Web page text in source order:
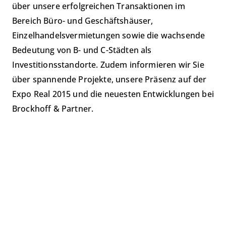
über unsere erfolgreichen Transaktionen im
Bereich Büro- und Geschäftshäuser,
Einzelhandelsvermietungen sowie die wachsende
Bedeutung von B- und C-Städten als
Investitionsstandorte. Zudem informieren wir Sie
über spannende Projekte, unsere Präsenz auf der
Expo Real 2015 und die neuesten Entwicklungen bei
Brockhoff & Partner.